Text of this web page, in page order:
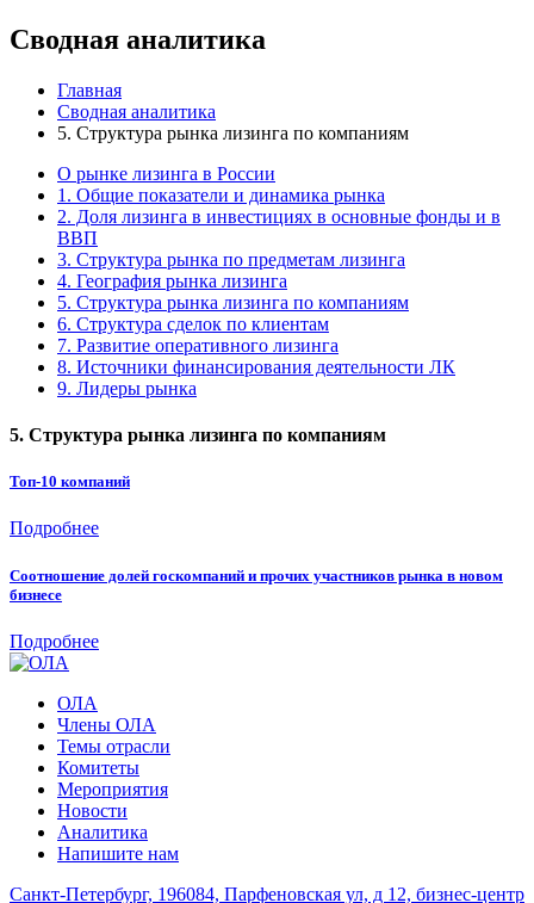
Сводная аналитика
Главная
Сводная аналитика
5. Структура рынка лизинга по компаниям
О рынке лизинга в России
1. Общие показатели и динамика рынка
2. Доля лизинга в инвестициях в основные фонды и в
ВВП
3. Структура рынка по предметам лизинга
4. География рынка лизинга
5. Структура рынка лизинга по компаниям
6. Структура сделок по клиентам
7. Развитие оперативного лизинга
8. Источники финансирования деятельности ЛК
9. Лидеры рынка
5. Структура рынка лизинга по компаниям
Топ-10 компаний
Подробнее
Cоотношение долей госкомпаний и прочих участников рынка в новом
бизнесе
Подробнее
ОЛА
Члены ОЛА
Темы отрасли
Комитеты
Мероприятия
Новости
Аналитика
Напишите нам
Санкт-Петербург, 196084, Парфеновская ул, д 12, бизнес-центр